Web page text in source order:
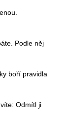
Podle něj
boří pravidla
Odmítl ji